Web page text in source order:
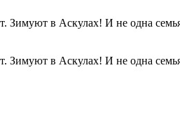
Зимуют в Аскулах! И не одна
Зимуют в Аскулах! И не одна